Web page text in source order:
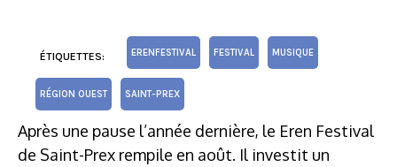
ÉTIQUETTES: ERENFESTIVAL FESTIVAL MUSIQUE
RÉGION OUEST SAINT-PREX
Après une pause l’année dernière, le Eren Festival
de Saint-Prex rempile en août. Il investit un